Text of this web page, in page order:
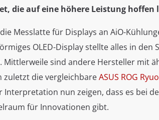
die auf eine höhere Leistung hoffen
Messlatte für Displays an AiO-
OLED-Display stellte alles in den
Mittlerweile sind andere Hersteller mit
zuletzt die vergleichbareASUS ROG
nun zeigen, dass es bei
für Innovationen gibt.